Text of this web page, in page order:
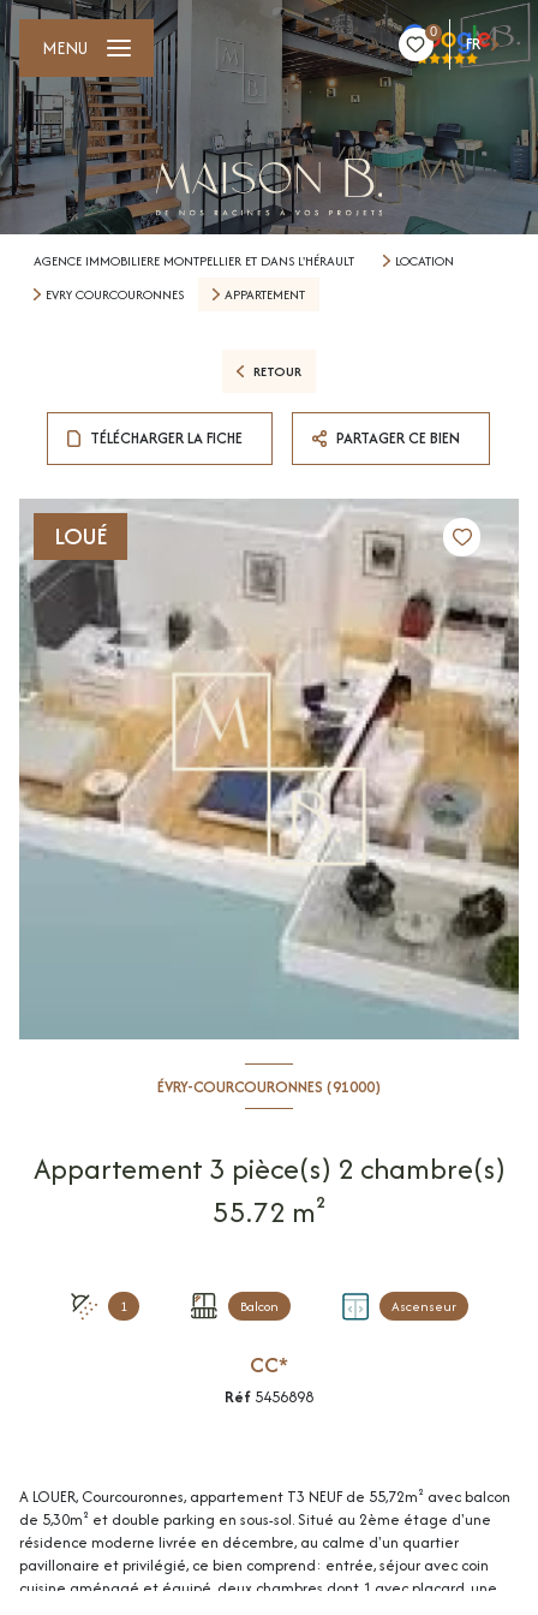
0
FR
MENU
AGENCE IMMOBILIERE MONTPELLIER ET DANS L'HÉRAULT
LOCATION
EVRY COURCOURONNES
APPARTEMENT
RETOUR
TÉLÉCHARGER LA FICHE PARTAGER CE BIEN
LOUÉ
ÉVRY-COURCOURONNES (91000)
Appartement 3 pièce(s) 2 chambre(s)
55.72 m²
1 Balcon Ascenseur
CC*
Réf 5456898
A LOUER, Courcouronnes, appartement T3 NEUF de 55,72m² avec balcon
de 5,30m² et double parking en sous-sol. Situé au 2ème étage d'une
résidence moderne livrée en décembre, au calme d'un quartier
pavillonaire et privilégié, ce bien comprend: entrée, séjour avec coin
cuisine aménagé et équipé, deux chambres dont 1 avec placard, une